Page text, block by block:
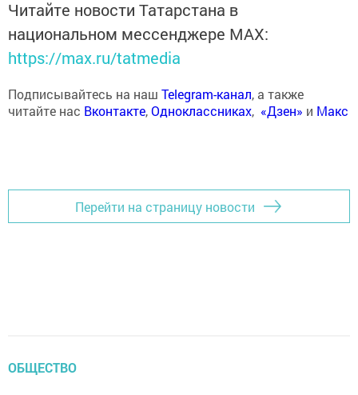
Читайте новости Татарстана в
национальном мессенджере MАХ:
https://max.ru/tatmedia
Подписывайтесь на наш Telegram-канал, а также
читайте нас Вконтакте,Одноклассниках, «Дзен» и Макс
Перейти на страницу новости
ОБЩЕСТВО